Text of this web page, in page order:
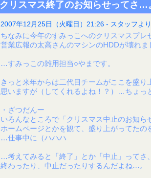
クリスマス終了のお知らせってさ…
2007年12月25日（火曜日）21:26 - スタッフより
ちなみに今年のすみっこへのクリスマスプレ
営業広報の太高さんのマシンのHDDが壊れま
…すみっこの雑用担当○やまです。
きっと来年からは二代目チームがここを盛り
思いますが（してくれるよね！？）…ちょっ
・ざつだんー
いろんなところで「クリスマス中止のお知ら
ホームページとかを観て、盛り上がってたの
…仕事中に（ハハハ
…考えてみると「終了」とか「中止」ってさ
終わったり、中止だったりするんだよね…。